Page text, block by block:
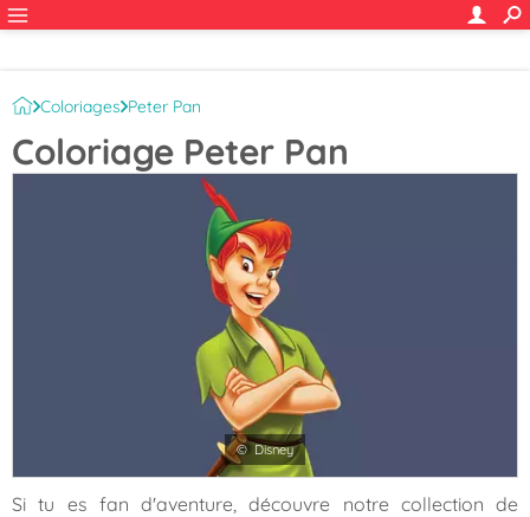
Coloriages Peter Pan
Coloriage Peter Pan
© Disney
Si tu es fan d'aventure, découvre notre collection de